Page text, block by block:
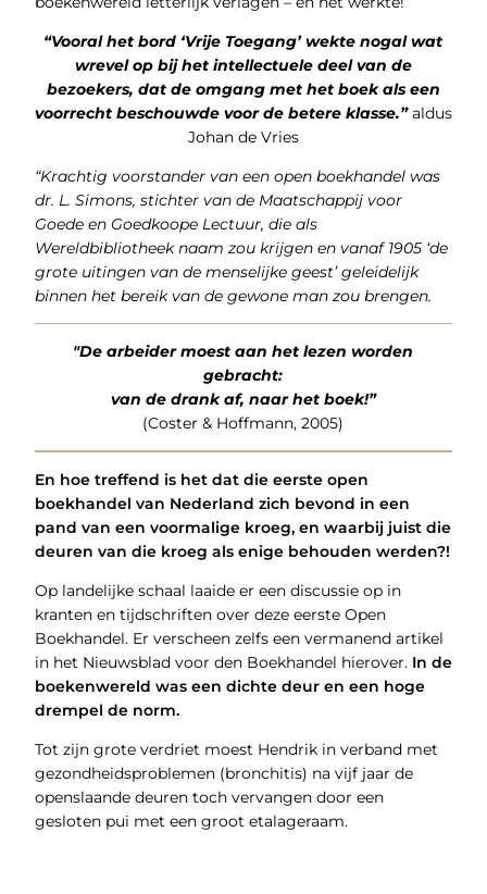
“Vooral het bord ‘Vrije Toegang’ wekte nogal wat
wrevel op bij het intellectuele deel van de
bezoekers, dat de omgang met het boek als een
voorrecht beschouwde voor de betere klasse.”aldus
Johan de Vries
“Krachtig voorstander van een open boekhandel was
dr. L. Simons, stichter van de Maatschappij voor
Goede en Goedkoope Lectuur, die als
Wereldbibliotheek naam zou krijgen en vanaf 1905 ‘de
grote uitingen van de menselijke geest’ geleidelijk
binnen het bereik van de gewone man zou brengen.
"De arbeider moest aan het lezen worden
gebracht:
van de drank af, naar het boek!”
(Coster & Hoffmann, 2005)
En hoe treffend is het dat die eerste open
boekhandel van Nederland zich bevond in een
pand van een voormalige kroeg, en waarbij juist die
deuren van die kroeg als enige behouden werden?!
Op landelijke schaal laaide er een discussie op in
kranten en tijdschriften over deze eerste Open
Boekhandel. Er verscheen zelfs een vermanend artikel
in het Nieuwsblad voor den Boekhandel hierover. In de
boekenwereld was een dichte deur en een hoge
drempel de norm.
Tot zijn grote verdriet moest Hendrik in verband met
gezondheidsproblemen (bronchitis) na vijf jaar de
openslaande deuren toch vervangen door een
gesloten pui met een groot etalageraam.